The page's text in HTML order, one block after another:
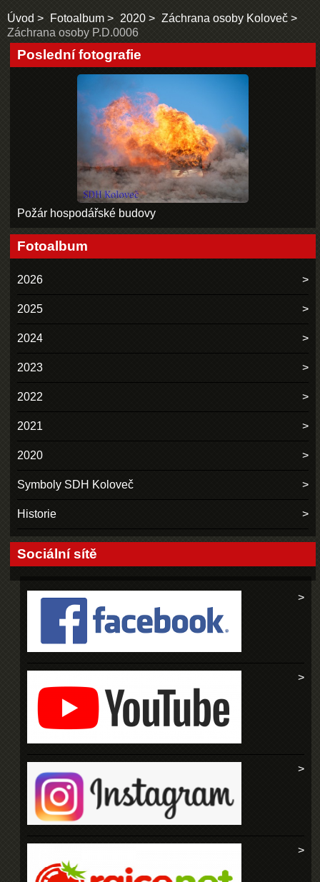
Úvod Fotoalbum 2020
Záchrana osoby Koloveč
Záchrana osoby P.D.0006
Poslední fotografie
Požár hospodářské budovy
Fotoalbum
2026
2025
2024
2023
2022
2021
2020
Symboly SDH Koloveč
Historie
Sociální sítě